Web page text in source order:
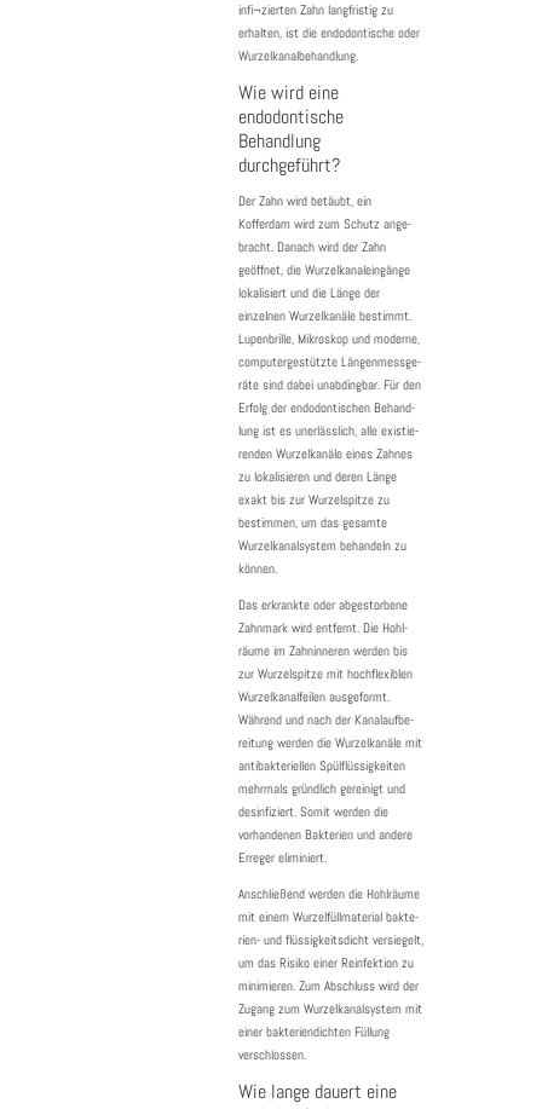
infi¬zierten Zahn langfristig zu
erhalten, ist die endodontische oder
Wurzelkanalbehandlung.
Wie wird eine
endodontische
Behandlung
durchgeführt?
Der Zahn wird betäubt, ein
Kofferdam wird zum Schutz ange­
bracht. Danach wird der Zahn
geöffnet, die Wurzel­ka­nal­ein­gänge
loka­li­siert und die Länge der
einzelnen Wurzel­ka­näle bestimmt.
Lupen­brille, Mikro­skop und moderne,
compu­ter­ge­stützte Längen­mess­ge­
räte sind dabei unab­dingbar. Für den
Erfolg der endodon­ti­schen Behand­
lung ist es uner­läss­lich, alle exis­tie­
renden Wurzel­ka­näle eines Zahnes
zu loka­li­sieren und deren Länge
exakt bis zur Wurzel­spitze zu
bestimmen, um das gesamte
Wurzel­ka­nal­system behan­deln zu
können.
Das erkrankte oder abge­stor­bene
Zahn­mark wird entfernt. Die Hohl­
räume im Zahn­in­neren werden bis
zur Wurzel­spitze mit hoch­fle­xi­blen
Wurzel­ka­nal­feilen ausge­formt.
Während und nach der Kanal­auf­be­
rei­tung werden die Wurzel­ka­näle mit
anti­bak­te­ri­ellen Spül­flüs­sig­keiten
mehr­mals gründ­lich gerei­nigt und
desin­fi­ziert. Somit werden die
vorhan­denen Bakte­rien und andere
Erreger elimi­niert.
Anschlie­ßend werden die Hohl­räume
mit einem Wurzel­füll­ma­te­rial bakte­
rien- und flüs­sig­keits­dicht versie­gelt,
um das Risiko einer Reinfek­tion zu
mini­mieren. Zum Abschluss wird der
Zugang zum Wurzel­ka­nal­system mit
einer bakte­ri­en­dichten Füllung
verschlossen.
Wie lange dauert eine